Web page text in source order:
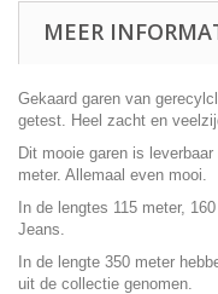
MEER
Gekaard garen van
getest. Heel zacht en
Dit mooie garen is
meter. Allemaal even mooi.
In de lengtes 115 meter,
Jeans.
In de lengte 350 meter
uit de collectie genomen.